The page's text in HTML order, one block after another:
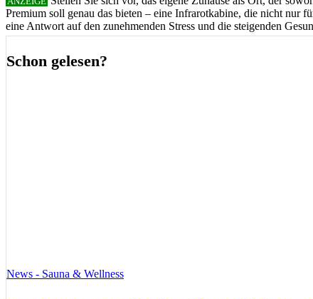
Premium soll genau das bieten – eine Infrarotkabine, die nicht nur
eine Antwort auf den zunehmenden Stress und die steigenden
Schon gelesen?
News - Sauna & Wellness